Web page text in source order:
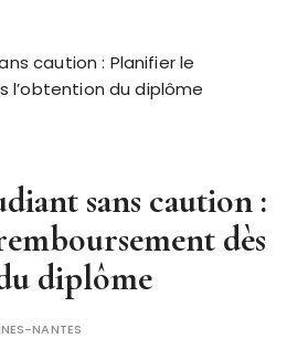
caution : Planifier le
l’obtention du diplôme
sans caution :
dès
diplôme
NANTES